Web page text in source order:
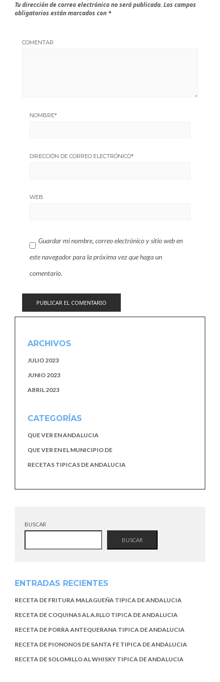
Tu dirección de correo electrónico no será publicada. Los campos
obligatorios están marcados con *
COMENTAR
NOMBRE*
DIRECCIÓN DE CORREO ELECTRÓNICO*
WEB
Guardar mi nombre, correo electrónico y sitio web en
este navegador para la próxima vez que haga un
comentario.
ARCHIVOS
JULIO 2023
JUNIO 2023
ABRIL 2023
CATEGORÍAS
QUE VER EN ANDALUCIA
QUE VER EN EL MUNICIPIO DE
RECETAS TIPICAS DE ANDALUCIA
BUSCAR
BUSCAR
ENTRADAS RECIENTES
RECETA DE FRITURA MALAGUEÑA TIPICA DE ANDALUCIA
RECETA DE COQUINAS AL AJILLO TIPICA DE ANDALUCIA
RECETA DE PORRA ANTEQUERANA TIPICA DE ANDALUCIA
RECETA DE PIONONOS DE SANTA FE TIPICA DE ANDALUCIA
RECETA DE SOLOMILLO AL WHISKY TIPICA DE ANDALUCIA